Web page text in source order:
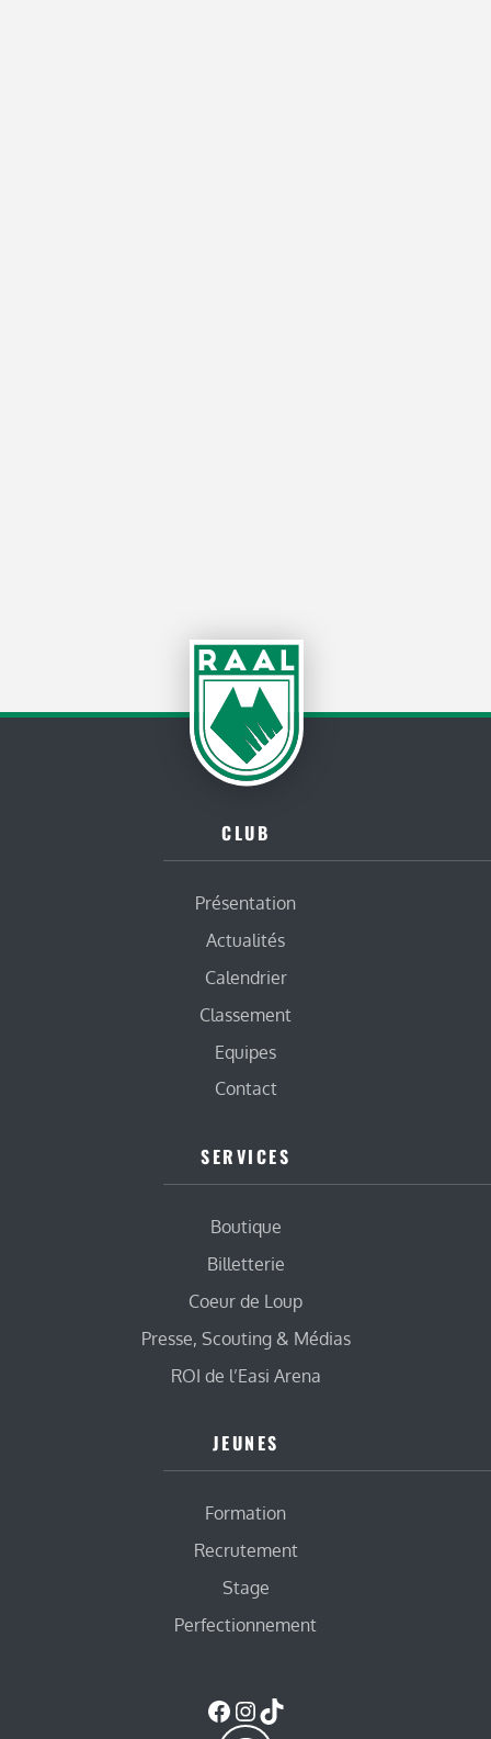
CLUB
Présentation
Actualités
Calendrier
Classement
Equipes
Contact
SERVICES
Boutique
Billetterie
Coeur de Loup
Presse, Scouting & Médias
ROI de l’Easi Arena
JEUNES
Formation
Recrutement
Stage
Perfectionnement
Facebook
Instagram
TikTok